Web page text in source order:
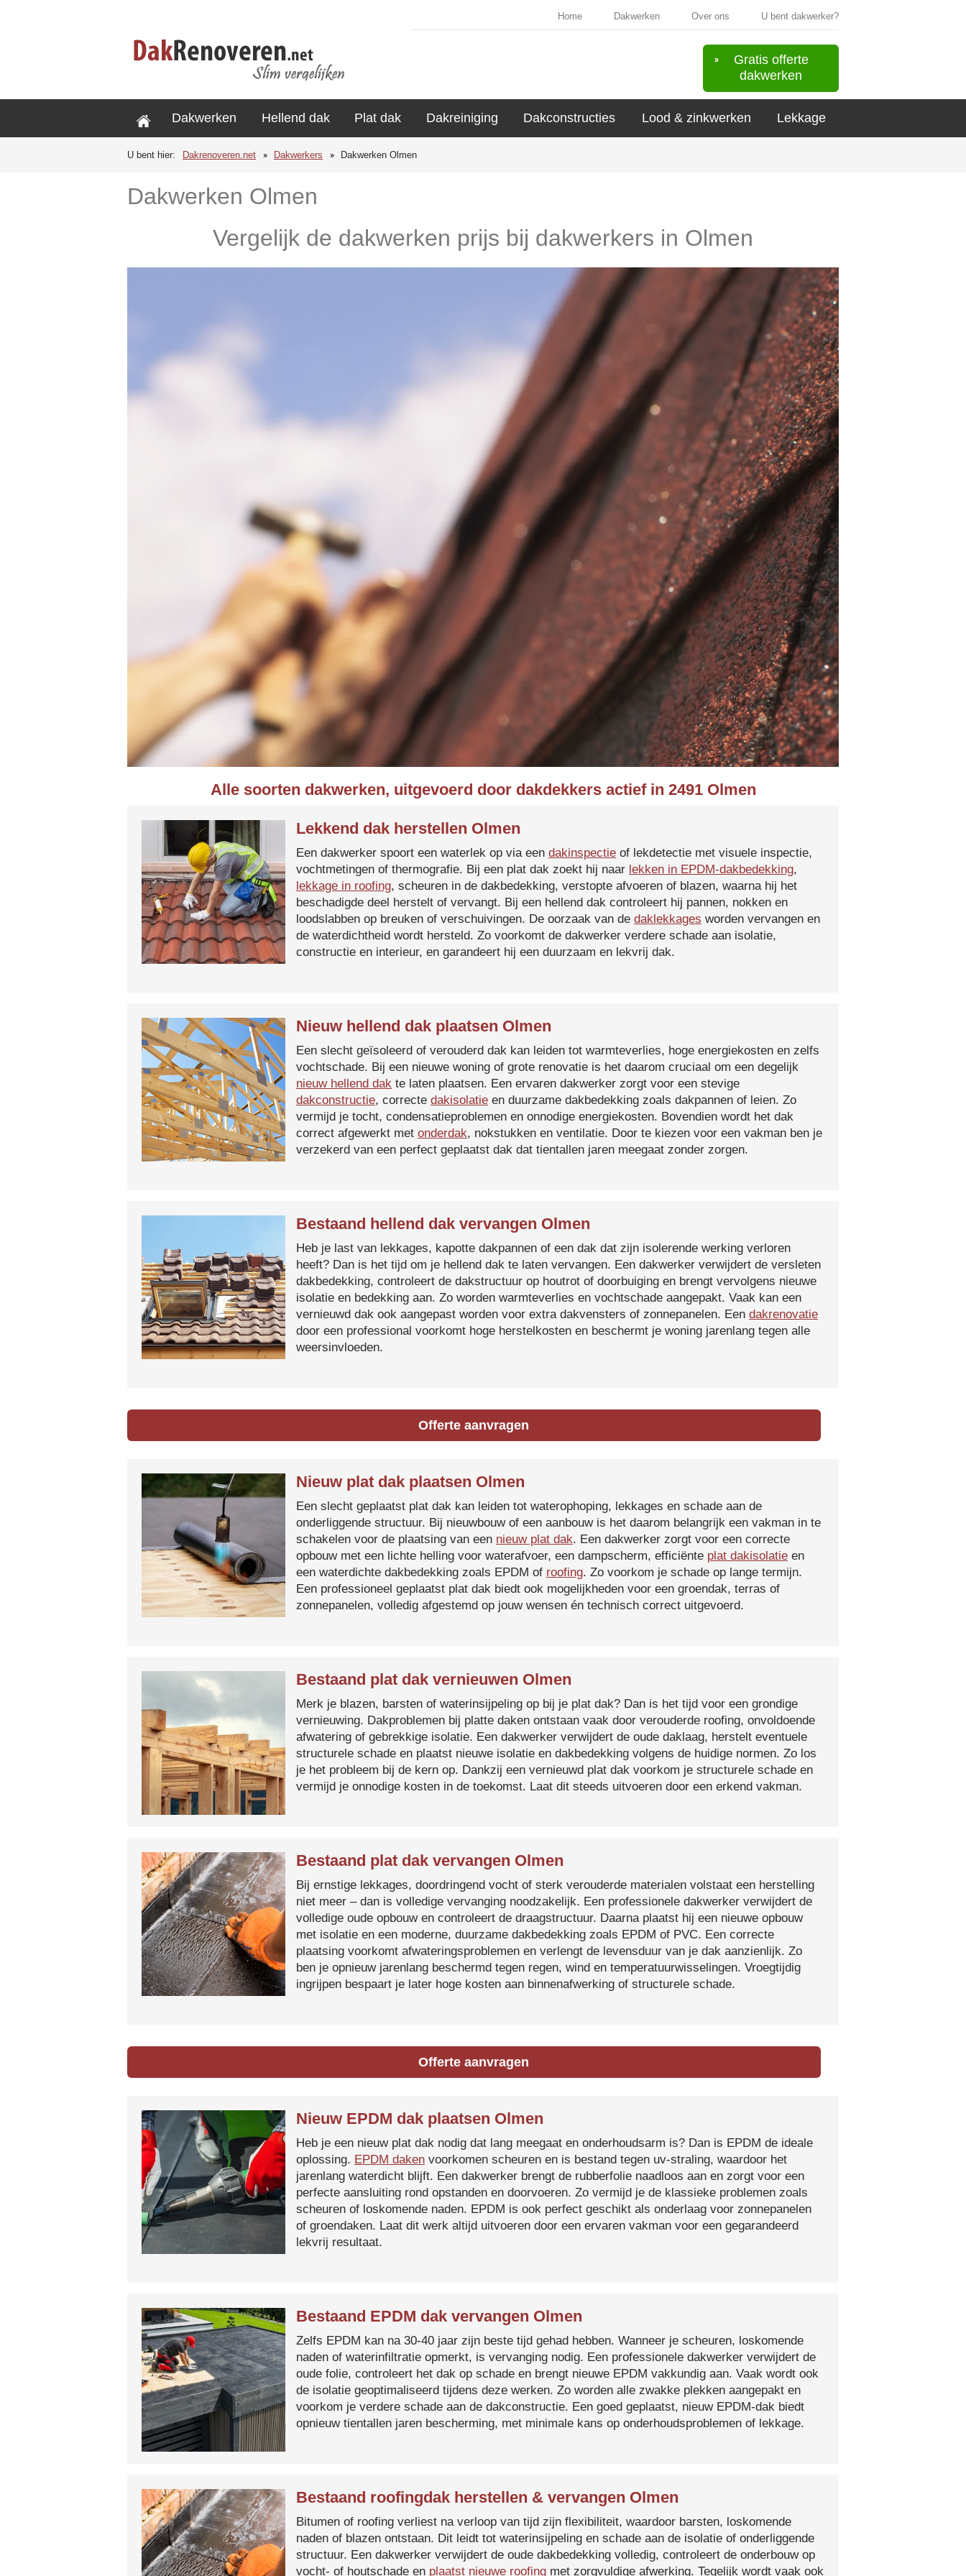
Home Dakwerken Over ons U bent dakwerker?
Gratis offerte
dakwerken
Dakwerken Hellend dak Plat dak Dakreiniging Dakconstructies Lood & zinkwerken Lekkage
U bent hier: Dakrenoveren.net Dakwerkers Dakwerken Olmen
Dakwerken Olmen
Vergelijk de dakwerken prijs bij dakwerkers in Olmen
Alle soorten dakwerken, uitgevoerd door dakdekkers actief in 2491 Olmen
Lekkend dak herstellen Olmen
Een dakwerker spoort een waterlek op via een dakinspectie of lekdetectie met visuele inspectie,
vochtmetingen of thermografie. Bij een plat dak zoekt hij naar lekken in EPDM-dakbedekking,
lekkage in roofing, scheuren in de dakbedekking, verstopte afvoeren of blazen, waarna hij het
beschadigde deel herstelt of vervangt. Bij een hellend dak controleert hij pannen, nokken en
loodslabben op breuken of verschuivingen. De oorzaak van de daklekkages worden vervangen en
de waterdichtheid wordt hersteld. Zo voorkomt de dakwerker verdere schade aan isolatie,
constructie en interieur, en garandeert hij een duurzaam en lekvrij dak.
Nieuw hellend dak plaatsen Olmen
Een slecht geïsoleerd of verouderd dak kan leiden tot warmteverlies, hoge energiekosten en zelfs
vochtschade. Bij een nieuwe woning of grote renovatie is het daarom cruciaal om een degelijk
nieuw hellend dak te laten plaatsen. Een ervaren dakwerker zorgt voor een stevige
dakconstructie, correcte dakisolatie en duurzame dakbedekking zoals dakpannen of leien. Zo
vermijd je tocht, condensatieproblemen en onnodige energiekosten. Bovendien wordt het dak
correct afgewerkt met onderdak, nokstukken en ventilatie. Door te kiezen voor een vakman ben je
verzekerd van een perfect geplaatst dak dat tientallen jaren meegaat zonder zorgen.
Bestaand hellend dak vervangen Olmen
Heb je last van lekkages, kapotte dakpannen of een dak dat zijn isolerende werking verloren
heeft? Dan is het tijd om je hellend dak te laten vervangen. Een dakwerker verwijdert de versleten
dakbedekking, controleert de dakstructuur op houtrot of doorbuiging en brengt vervolgens nieuwe
isolatie en bedekking aan. Zo worden warmteverlies en vochtschade aangepakt. Vaak kan een
vernieuwd dak ook aangepast worden voor extra dakvensters of zonnepanelen. Een dakrenovatie
door een professional voorkomt hoge herstelkosten en beschermt je woning jarenlang tegen alle
weersinvloeden.
Offerte aanvragen
Nieuw plat dak plaatsen Olmen
Een slecht geplaatst plat dak kan leiden tot waterophoping, lekkages en schade aan de
onderliggende structuur. Bij nieuwbouw of een aanbouw is het daarom belangrijk een vakman in te
schakelen voor de plaatsing van een nieuw plat dak. Een dakwerker zorgt voor een correcte
opbouw met een lichte helling voor waterafvoer, een dampscherm, efficiënte plat dakisolatie en
een waterdichte dakbedekking zoals EPDM of roofing. Zo voorkom je schade op lange termijn.
Een professioneel geplaatst plat dak biedt ook mogelijkheden voor een groendak, terras of
zonnepanelen, volledig afgestemd op jouw wensen én technisch correct uitgevoerd.
Bestaand plat dak vernieuwen Olmen
Merk je blazen, barsten of waterinsijpeling op bij je plat dak? Dan is het tijd voor een grondige
vernieuwing. Dakproblemen bij platte daken ontstaan vaak door verouderde roofing, onvoldoende
afwatering of gebrekkige isolatie. Een dakwerker verwijdert de oude daklaag, herstelt eventuele
structurele schade en plaatst nieuwe isolatie en dakbedekking volgens de huidige normen. Zo los
je het probleem bij de kern op. Dankzij een vernieuwd plat dak voorkom je structurele schade en
vermijd je onnodige kosten in de toekomst. Laat dit steeds uitvoeren door een erkend vakman.
Bestaand plat dak vervangen Olmen
Bij ernstige lekkages, doordringend vocht of sterk verouderde materialen volstaat een herstelling
niet meer – dan is volledige vervanging noodzakelijk. Een professionele dakwerker verwijdert de
volledige oude opbouw en controleert de draagstructuur. Daarna plaatst hij een nieuwe opbouw
met isolatie en een moderne, duurzame dakbedekking zoals EPDM of PVC. Een correcte
plaatsing voorkomt afwateringsproblemen en verlengt de levensduur van je dak aanzienlijk. Zo
ben je opnieuw jarenlang beschermd tegen regen, wind en temperatuurwisselingen. Vroegtijdig
ingrijpen bespaart je later hoge kosten aan binnenafwerking of structurele schade.
Offerte aanvragen
Nieuw EPDM dak plaatsen Olmen
Heb je een nieuw plat dak nodig dat lang meegaat en onderhoudsarm is? Dan is EPDM de ideale
oplossing. EPDM daken voorkomen scheuren en is bestand tegen uv-straling, waardoor het
jarenlang waterdicht blijft. Een dakwerker brengt de rubberfolie naadloos aan en zorgt voor een
perfecte aansluiting rond opstanden en doorvoeren. Zo vermijd je de klassieke problemen zoals
scheuren of loskomende naden. EPDM is ook perfect geschikt als onderlaag voor zonnepanelen
of groendaken. Laat dit werk altijd uitvoeren door een ervaren vakman voor een gegarandeerd
lekvrij resultaat.
Bestaand EPDM dak vervangen Olmen
Zelfs EPDM kan na 30-40 jaar zijn beste tijd gehad hebben. Wanneer je scheuren, loskomende
naden of waterinfiltratie opmerkt, is vervanging nodig. Een professionele dakwerker verwijdert de
oude folie, controleert het dak op schade en brengt nieuwe EPDM vakkundig aan. Vaak wordt ook
de isolatie geoptimaliseerd tijdens deze werken. Zo worden alle zwakke plekken aangepakt en
voorkom je verdere schade aan de dakconstructie. Een goed geplaatst, nieuw EPDM-dak biedt
opnieuw tientallen jaren bescherming, met minimale kans op onderhoudsproblemen of lekkage.
Bestaand roofingdak herstellen & vervangen Olmen
Bitumen of roofing verliest na verloop van tijd zijn flexibiliteit, waardoor barsten, loskomende
naden of blazen ontstaan. Dit leidt tot waterinsijpeling en schade aan de isolatie of onderliggende
structuur. Een dakwerker verwijdert de oude dakbedekking volledig, controleert de onderbouw op
vocht- of houtschade en plaatst nieuwe roofing met zorgvuldige afwerking. Tegelijk wordt vaak ook